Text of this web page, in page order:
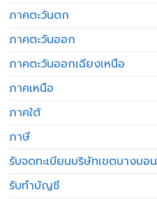
ภาคตะวันตก
ภาคตะวันออก
ภาคตะวันออกเฉียงเหนือ
ภาคเหนือ
ภาคใต้
ภาษี
รับจดทะเบียนบริษัทเขตบางบอน
รับทำบัญชี